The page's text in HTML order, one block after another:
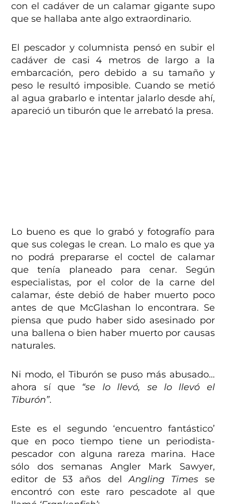
con el cadáver de un calamar gigante supo
que se hallaba ante algo extraordinario.
El pescador y columnista pensó en subir el
cadáver de casi 4 metros de largo a la
embarcación, pero debido a su tamaño y
peso le resultó imposible. Cuando se metió
al agua grabarlo e intentar jalarlo desde ahí,
apareció un tiburón que le arrebató la presa.
Lo bueno es que lo grabó y fotografío para
que sus colegas le crean. Lo malo es que ya
no podrá prepararse el coctel de calamar
que tenía planeado para cenar. Según
especialistas, por el color de la carne del
calamar, éste debió de haber muerto poco
antes de que McGlashan lo encontrara. Se
piensa que pudo haber sido asesinado por
una ballena o bien haber muerto por causas
naturales.
Ni modo, el Tiburón se puso más abusado…
ahora sí que “se lo llevó, se lo llevó el
Tiburón”.
Este es el segundo ‘encuentro fantástico’
que en poco tiempo tiene un periodista-
pescador con alguna rareza marina. Hace
sólo dos semanas Angler Mark Sawyer,
editor de 53 años delAngling Timesse
encontró con este raro pescadote al que